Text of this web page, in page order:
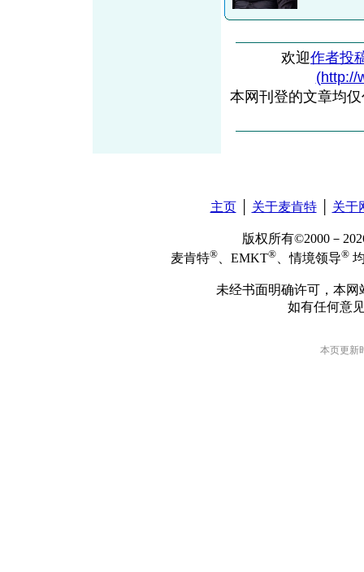
欢迎作者投
(http://
本网刊登的文章均
主页│ 关于麦肯特│ 关于
版权所有©2000－
麦肯特® 、EMKT® 、情境领导®
未经书面明确许可，本
如有任何意
本页更新